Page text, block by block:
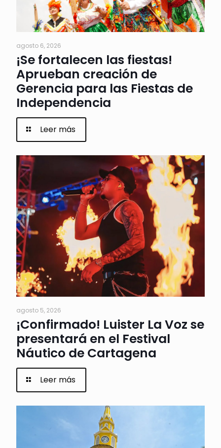
agosto 6, 2026
¡Se fortalecen las fiestas!
Aprueban creación de
Gerencia para las Fiestas de
Independencia
Leer más
agosto 5, 2026
¡Confirmado! Luister La Voz se
presentará en el Festival
Náutico de Cartagena
Leer más